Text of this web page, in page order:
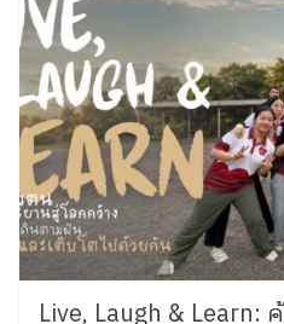
Live, Laugh &